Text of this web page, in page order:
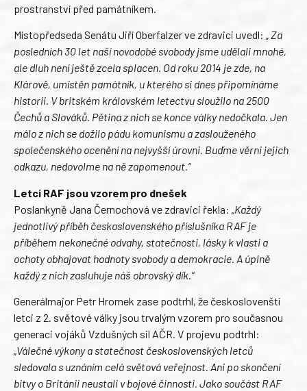
prostranství před památníkem.
Místopředseda Senátu Jiří Oberfalzer ve zdravici uvedl: „ Za
posledních 30 let naší novodobé svobody jsme udělali mnohé,
ale dluh není ještě zcela splacen. Od roku 2014 je zde, na
Klárově, umístěn památník, u kterého si dnes připomínáme
historii. V britském královském letectvu sloužilo na 2500
Čechů a Slováků. Pětina z nich se konce války nedočkala. Jen
málo z nich se dožilo pádu komunismu a zaslouženého
společenského ocenění na nejvyšší úrovni. Buďme věrni jejich
odkazu, nedovolme na ně zapomenout.“
Letci RAF jsou vzorem pro dnešek
Poslankyně Jana Černochová ve zdravici řekla: „Každý
jednotlivý příběh československého příslušníka RAF je
příběhem nekonečné odvahy, statečnosti, lásky k vlasti a
ochoty obhajovat hodnoty svobody a demokracie. A úplně
každý z nich zasluhuje náš obrovský dík.“
Generálmajor Petr Hromek zase podtrhl, že českoslovenští
letci z 2. světové války jsou trvalým vzorem pro současnou
generaci vojáků Vzdušných sil AČR. V projevu podtrhl:
„Válečné výkony a statečnost československých letců
sledovala s uznáním celá světová veřejnost. Ani po skončení
bitvy o Británii neustali v bojové činnosti. Jako součást RAF